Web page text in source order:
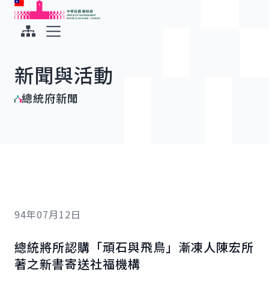
跳到主要內容
中華民國總統府
新聞與活動
總統府新聞
94年07月12日
總統將所認購「頑石與飛鳥」漸凍人陳宏所
著之新書寄送社福機構